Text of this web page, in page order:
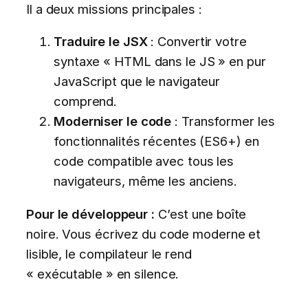
Il a deux missions principales :
Traduire le JSX: Convertir votre
syntaxe « HTML dans le JS » en pur
JavaScript que le navigateur
comprend.
Moderniser le code : Transformer les
fonctionnalités récentes (ES6+) en
code compatible avec tous les
navigateurs, même les anciens.
Pour le développeur : C’est une boîte
noire. Vous écrivez du code moderne et
lisible, le compilateur le rend
« exécutable » en silence.